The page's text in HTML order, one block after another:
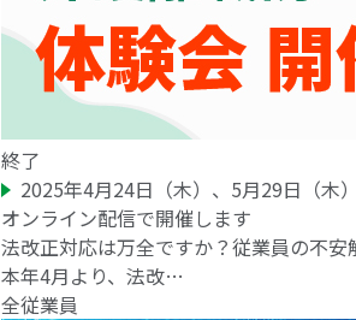
終了
2025年4月24日（木）、5月29日（木
オンライン配信で開催します
法改正対応は万全ですか？従業員の不
本年4月より、法改…
全従業員